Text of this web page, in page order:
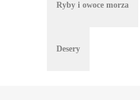
Ryby i owoce morza
Desery